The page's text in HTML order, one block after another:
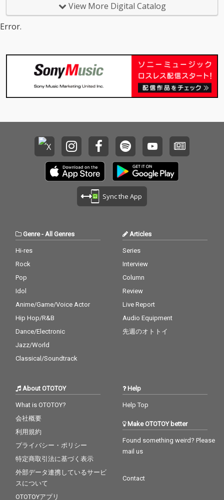
View More Digital Catalog
Error.
Sync the App
Genre- All Genres
Hi-res
Rock
Pop
Idol
Anime/Game/Voice Actor
Hip Hop/R&B
Dance/Electronic
Jazz/World
Classical/Soundtrack
Articles
Series
Interview
Column
Review
Live Report
Audio Equipment
先週のオトトイ
About OTOTOY
What is OTOTOY?
会社概要
利用規約
プライバシー・ポリシー
特定商取引法に基づく表示
外部データ連携しているサービ
スについて
OTOTOYアプリ
Help
Help Top
Make OTOTOY better
Found something weird? Please
mail us
Contact